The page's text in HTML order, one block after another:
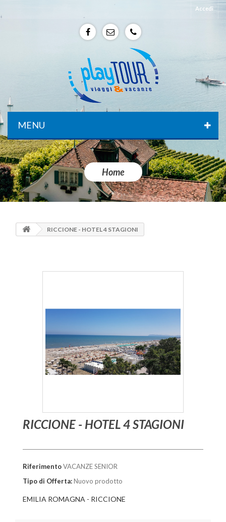
Accedi
f e p
MENU
Home
RICCIONE - HOTEL 4 STAGIONI
RICCIONE - HOTEL 4 STAGIONI
RiferimentoVACANZE SENIOR
Tipo di Offerta:Nuovo prodotto
EMILIA ROMAGNA - RICCIONE